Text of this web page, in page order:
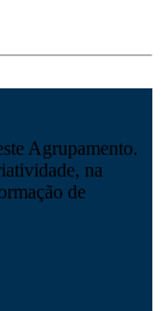
Agrupamento.
na
de